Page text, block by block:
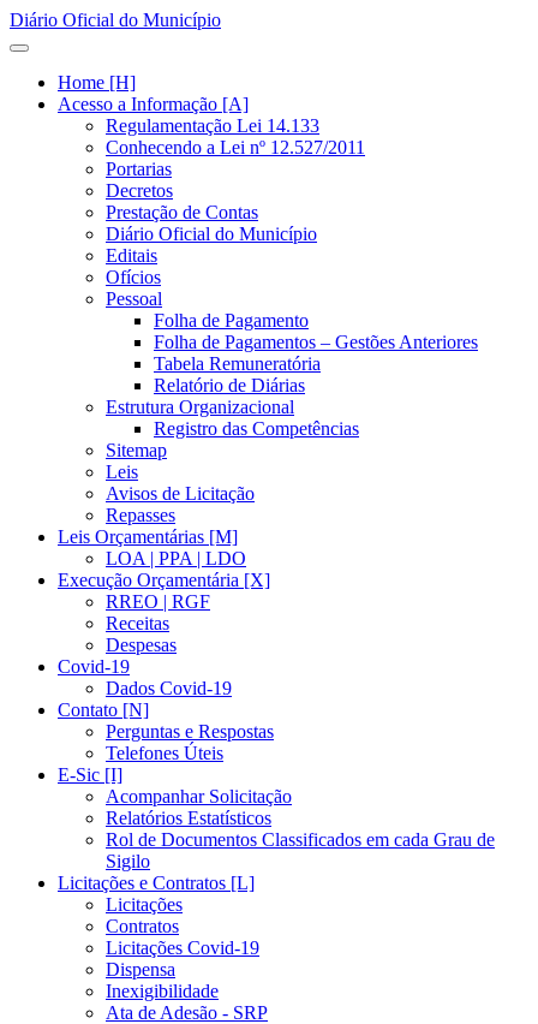
Diário Oficial do Município
Home [H]
Acesso a Informação [A]
Regulamentação Lei 14.133
Conhecendo a Lei nº 12.527/2011
Portarias
Decretos
Prestação de Contas
Diário Oficial do Município
Editais
Ofícios
Pessoal
Folha de Pagamento
Folha de Pagamentos – Gestões Anteriores
Tabela Remuneratória
Relatório de Diárias
Estrutura Organizacional
Registro das Competências
Sitemap
Leis
Avisos de Licitação
Repasses
Leis Orçamentárias [M]
LOA | PPA | LDO
Execução Orçamentária [X]
RREO | RGF
Receitas
Despesas
Covid-19
Dados Covid-19
Contato [N]
Perguntas e Respostas
Telefones Úteis
E-Sic [I]
Acompanhar Solicitação
Relatórios Estatísticos
Rol de Documentos Classificados em cada Grau de
Sigilo
Licitações e Contratos [L]
Licitações
Contratos
Licitações Covid-19
Dispensa
Inexigibilidade
Ata de Adesão - SRP